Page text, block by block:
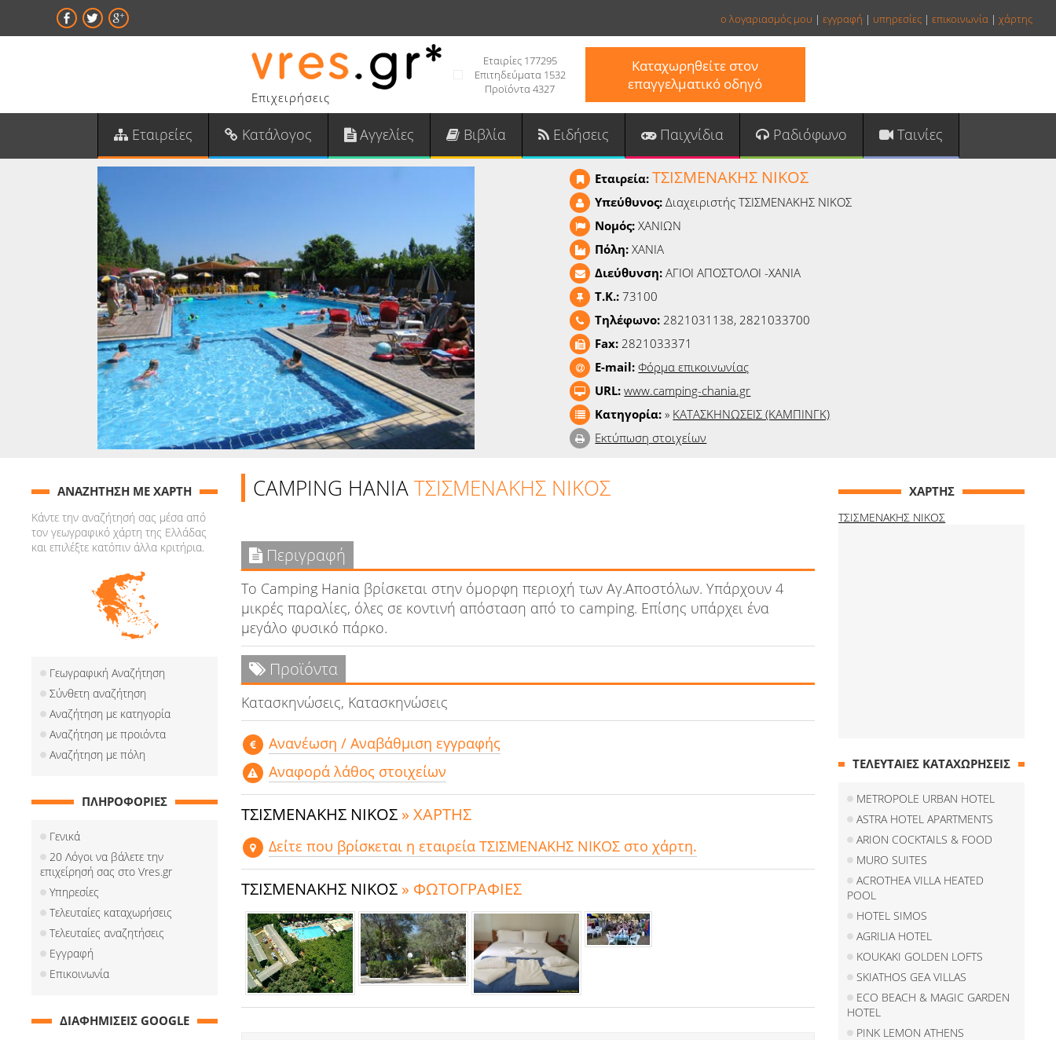
ο λογαριασμός μου | εγγραφή | υπηρεσίες | επικοινωνία | χάρτης
Επιχειρήσεις
Εταιρίες 177295
Επιτηδεύματα 1532
Προϊόντα 4327
Καταχωρηθείτε στον
επαγγελματικό οδηγό
Εταιρείες Κατάλογος Αγγελίες Βιβλία Ειδήσεις Παιχνίδια Ραδιόφωνο Ταινίες
Εταιρεία:ΤΣΙΣΜΕΝΑΚΗΣ ΝΙΚΟΣ
Υπεύθυνος:Διαχειριστής ΤΣΙΣΜΕΝΑΚΗΣ ΝΙΚΟΣ
Νομός:ΧΑΝΙΩΝ
Πόλη:ΧΑΝΙΑ
Διεύθυνση:ΑΓΙΟΙ ΑΠΟΣΤΟΛΟΙ -ΧΑΝΙΑ
T.K.:73100
Τηλέφωνο:2821031138, 2821033700
Fax:2821033371
E-mail:Φόρμα επικοινωνίας
URL:www.camping-chania.gr
Κατηγορία:» ΚΑΤΑΣΚΗΝΩΣΕΙΣ (ΚΑΜΠΙΝΓΚ)
Εκτύπωση στοιχείων
CAMPING HANIAΤΣΙΣΜΕΝΑΚΗΣ ΝΙΚΟΣ
Περιγραφή
Το Camping Haniα βρίσκεται στην όμορφη περιοχή των Αγ.Αποστόλων. Υπάρχουν 4
μικρές παραλίες, όλες σε κοντινή απόσταση από το camping. Επίσης υπάρχει ένα
μεγάλο φυσικό πάρκο.
Προϊόντα
Κατασκηνώσεις, Κατασκηνώσεις
Aνανέωση / Αναβάθμιση εγγραφής
Αναφορά λάθος στοιχείων
ΤΣΙΣΜΕΝΑΚΗΣ ΝΙΚΟΣ » ΧΑΡΤΗΣ
Δείτε που βρίσκεται η εταιρεία ΤΣΙΣΜΕΝΑΚΗΣ ΝΙΚΟΣ στο χάρτη.
ΤΣΙΣΜΕΝΑΚΗΣ ΝΙΚΟΣ » ΦΩΤΟΓΡΑΦΙΕΣ
ΑΝΑΖΗΤΗΣΗ ΜΕ ΧΑΡΤΗ
Κάντε την αναζήτησή σας μέσα από
τον γεωγραφικό χάρτη της Ελλάδας
και επιλέξτε κατόπιν άλλα κριτήρια.
Γεωγραφική Αναζήτηση
Σύνθετη αναζήτηση
Αναζήτηση με κατηγορία
Αναζήτηση με προιόντα
Αναζήτηση με πόλη
ΠΛΗΡΟΦΟΡΙΕΣ
Γενικά
20 Λόγοι να βάλετε την
επιχείρησή σας στο Vres.gr
Υπηρεσίες
Τελευταίες καταχωρήσεις
Τελευταίες αναζητήσεις
Εγγραφή
Επικοινωνία
ΔΙΑΦΗΜΙΣΕΙΣ GOOGLE
ΧΑΡΤΗΣ
ΤΣΙΣΜΕΝΑΚΗΣ ΝΙΚΟΣ
ΤΕΛΕΥΤΑΙΕΣ ΚΑΤΑΧΩΡΗΣΕΙΣ
METROPOLE URBAN HOTEL
ASTRA HOTEL APARTMENTS
ARION COCKTAILS & FOOD
MURO SUITES
ACROTHEA VILLA HEATED
POOL
HOTEL SIMOS
AGRILIA HOTEL
KOUKAKI GOLDEN LOFTS
SKIATHOS GEA VILLAS
ECO BEACH & MAGIC GARDEN
HOTEL
PINK LEMON ATHENS